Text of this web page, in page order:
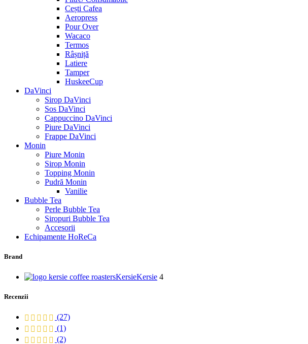
Cești Cafea
Aeropress
Pour Over
Wacaco
Termos
Râșniță
Latiere
Tamper
HuskeeCup
DaVinci
Sirop DaVinci
Sos DaVinci
Cappuccino DaVinci
Piure DaVinci
Frappe DaVinci
Monin
Piure Monin
Sirop Monin
Topping Monin
Pudră Monin
Vanilie
Bubble Tea
Perle Bubble Tea
Siropuri Bubble Tea
Accesorii
Echipamente HoReCa
Brand
KersieKersie 4
Recenzii
(27)
(1)
(2)